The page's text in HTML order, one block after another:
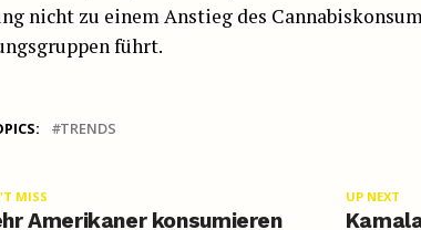
nicht zu einem Anstieg des
führt.
TRENDS
UP NEXT
MISS
Amerikaner konsumieren